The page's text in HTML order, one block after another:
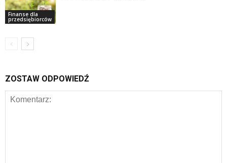
Finanse dla
przedsiębiorców
ZOSTAW ODPOWIEDŹ